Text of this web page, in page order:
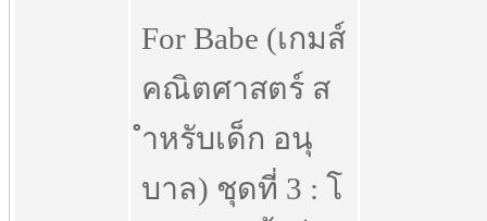
For Babe (เกมส์
คณิตศาสตร์ ส
ำหรับเด็ก อนุ
บาล) ชุดที่ 3 : โ